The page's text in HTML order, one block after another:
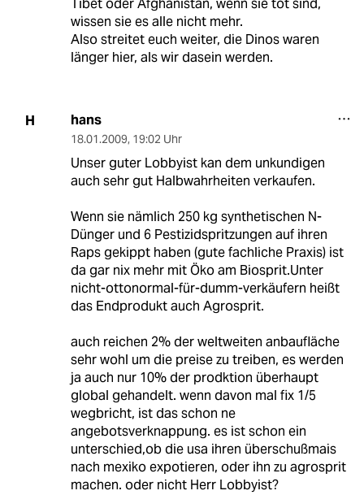
Tibet oder Afghanistan, wenn sie tot sind,
wissen sie es alle nicht mehr.
Also streitet euch weiter, die Dinos waren
länger hier, als wir dasein werden.
H hans
18.01.2009, 19:02 Uhr
Unser guter Lobbyist kan dem unkundigen
auch sehr gut Halbwahrheiten verkaufen.
Wenn sie nämlich 250 kg synthetischen N-
Dünger und 6 Pestizidspritzungen auf ihren
Raps gekippt haben (gute fachliche Praxis) ist
da gar nix mehr mit Öko am Biosprit.Unter
nicht-ottonormal-für-dumm-verkäufern heißt
das Endprodukt auch Agrosprit.
auch reichen 2% der weltweiten anbaufläche
sehr wohl um die preise zu treiben, es werden
ja auch nur 10% der prodktion überhaupt
global gehandelt. wenn davon mal fix 1/5
wegbricht, ist das schon ne
angebotsverknappung. es ist schon ein
unterschied,ob die usa ihren überschußmais
nach mexiko expotieren, oder ihn zu agrosprit
machen. oder nicht Herr Lobbyist?